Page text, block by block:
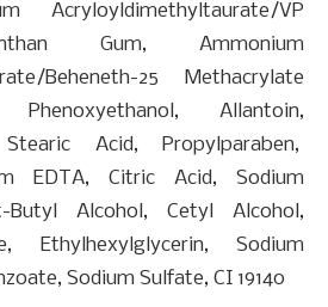
Acryloyldimethyltaurate/VP
Gum, Ammonium
Beheneth-25 Methacrylate
Allantoin,
Acid, Propylparaben,
EDTA, Citric Acid, Sodium
Butyl Alcohol, Cetyl Alcohol,
Ethylhexylglycerin, Sodium
Sodium Sulfate, CI 19140